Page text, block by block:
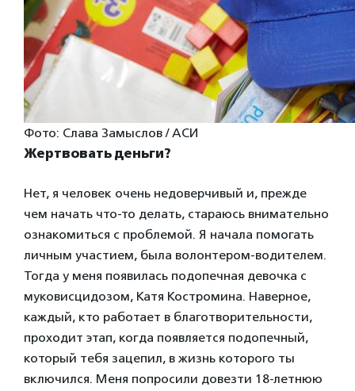
Фото: Слава Замыслов / АСИ
Жертвовать деньги?
Нет, я человек очень недоверчивый и, прежде
чем начать что-то делать, стараюсь внимательно
ознакомиться с проблемой. Я начала помогать
личным участием, была волонтером-водителем.
Тогда у меня появилась подопечная девочка с
муковисцидозом, Катя Костромина. Наверное,
каждый, кто работает в благотворительности,
проходит этап, когда появляется подопечный,
который тебя зацепил, в жизнь которого ты
включился. Меня попросили довезти 18-летнюю